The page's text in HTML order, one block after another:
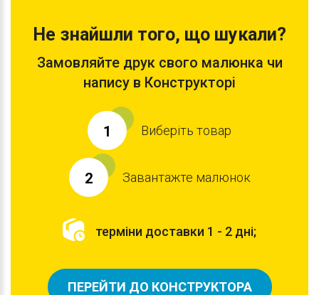
Не знайшли того, що шукали?
Замовляйте друк свого малюнка чи
напису в Конструкторі
1 Виберіть товар
2 Завантажте малюнок
терміни доставки 1 - 2 дні;
ПЕРЕЙТИ ДО КОНСТРУКТОРА